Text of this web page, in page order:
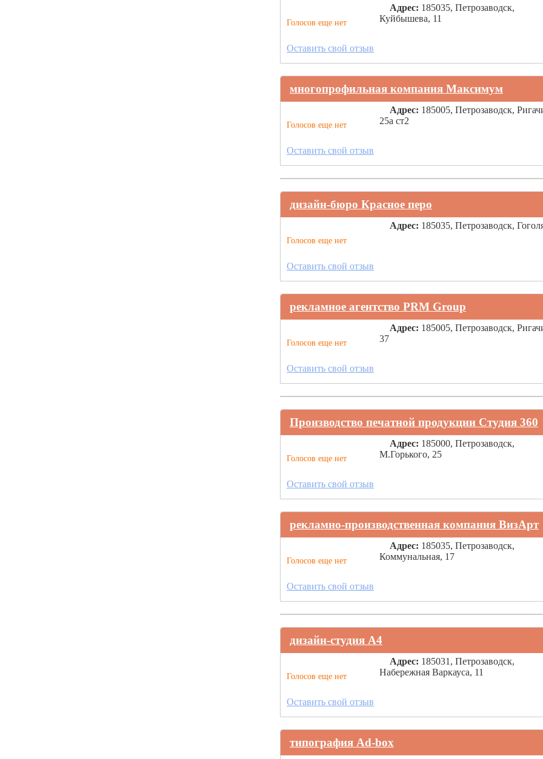
Голосов еще нет
Адрес: 185035, Петрозаводск,
Куйбышева, 11
Оставить свой отзыв
многопрофильная компания Максимум
Голосов еще нет
Адрес: 185005, Петрозаводск,
25а ст2
Оставить свой отзыв
дизайн-бюро Красное перо
Голосов еще нет
Адрес: 185035, Петрозаводск,
Оставить свой отзыв
рекламное агентство PRM Group
Голосов еще нет
Адрес: 185005, Петрозаводск,
37
Оставить свой отзыв
Производство печатной продукции Студия 360
Голосов еще нет
Адрес: 185000, Петрозаводск,
М.Горького, 25
Оставить свой отзыв
рекламно-производственная компания ВизАрт
Голосов еще нет
Адрес: 185035, Петрозаводск,
Коммунальная, 17
Оставить свой отзыв
дизайн-студия А4
Голосов еще нет
Адрес: 185031, Петрозаводск,
Набережная Варкауса, 11
Оставить свой отзыв
типография Ad-box